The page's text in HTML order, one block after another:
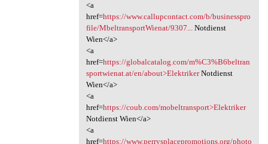
<a
href=https://www.callupcontact.com/b/businesspro
file/MbeltransportWienat/9307...Notdienst
Wien</a>
<a
href=https://globalcatalog.com/m%C3%B6beltran
sportwienat.at/en/about>ElektrikerNotdienst
Wien</a>
<a
href=https://coub.com/mobeltransport>Elektriker
Notdienst Wien</a>
<a
href=https://www.perrysplacepromotions.org/photo